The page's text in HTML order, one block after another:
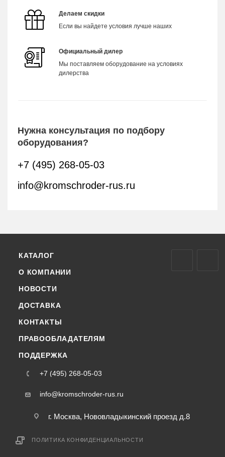
Делаем скидки
Если вы найдете условия лучше наших
Официальный дилер
Мы поставляем оборудование на условиях
дилерства
Нужна консультация по подбору
оборудования?
+7 (495) 268-05-03
info@kromschroder-rus.ru
КАТАЛОГ
О КОМПАНИИ
НОВОСТИ
ДОСТАВКА
КОНТАКТЫ
ПРАВООБЛАДАТЕЛЯМ
ПОДДЕРЖКА
+7 (495) 268-05-03
info@kromschroder-rus.ru
г. Москва, Нововладыкинский проезд д.8
ПОЛИТИКА КОНФИДЕНЦИАЛЬНОСТИ